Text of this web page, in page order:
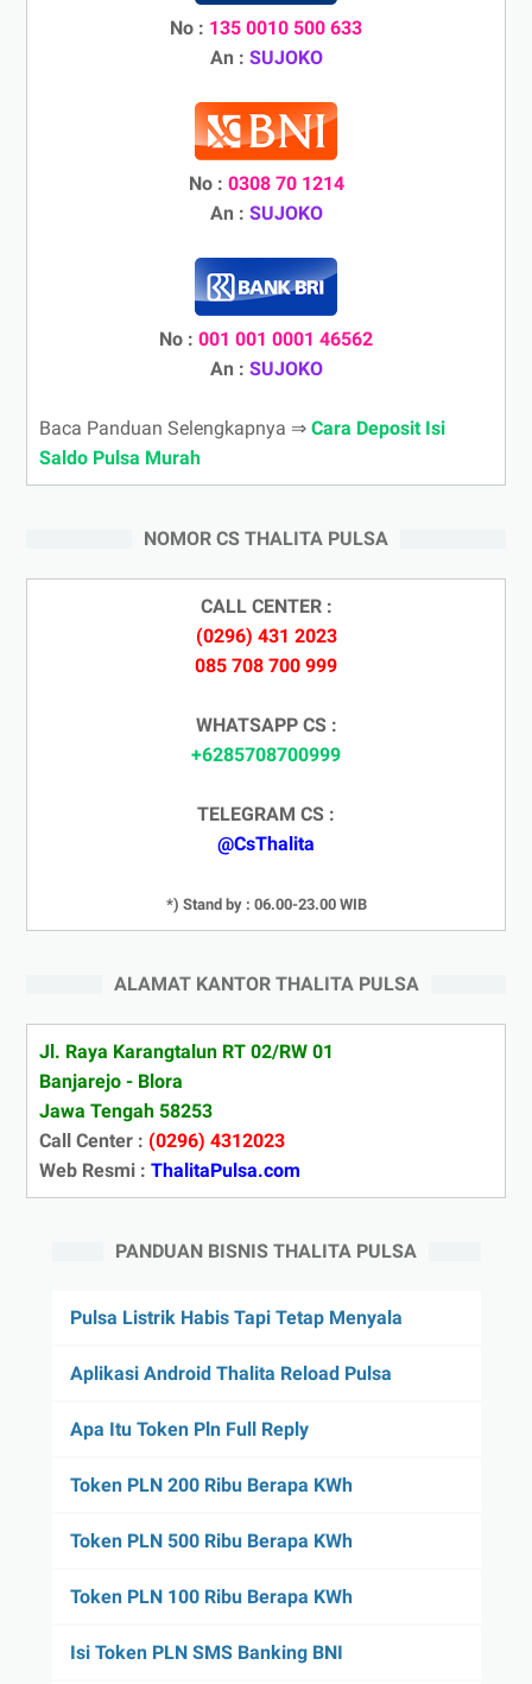
No : 135 0010 500 633
An : SUJOKO
No : 0308 70 1214
An : SUJOKO
No : 001 001 0001 46562
An : SUJOKO
Baca Panduan Selengkapnya ⇒ Cara Deposit Isi
Saldo Pulsa Murah
NOMOR CS THALITA PULSA
CALL CENTER :
(0296) 431 2023
085 708 700 999
WHATSAPP CS :
+6285708700999
TELEGRAM CS :
@CsThalita
*) Stand by : 06.00-23.00 WIB
ALAMAT KANTOR THALITA PULSA
Jl. Raya Karangtalun RT 02/RW 01
Banjarejo - Blora
Jawa Tengah 58253
Call Center : (0296) 4312023
Web Resmi : ThalitaPulsa.com
PANDUAN BISNIS THALITA PULSA
Pulsa Listrik Habis Tapi Tetap Menyala
Aplikasi Android Thalita Reload Pulsa
Apa Itu Token Pln Full Reply
Token PLN 200 Ribu Berapa KWh
Token PLN 500 Ribu Berapa KWh
Token PLN 100 Ribu Berapa KWh
Isi Token PLN SMS Banking BNI